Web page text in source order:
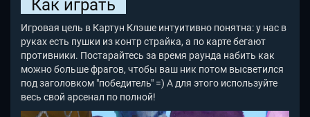
Как играть
Игровая цель в Картун Клэше интуитивно понятна: у нас в
руках есть пушки из контр страйка, а по карте бегают
противники. Постарайтесь за время раунда набить как
можно больше фрагов, чтобы ваш ник потом высветился
под заголовком "победитель" =) А для этого используйте
весь свой арсенал по полной!